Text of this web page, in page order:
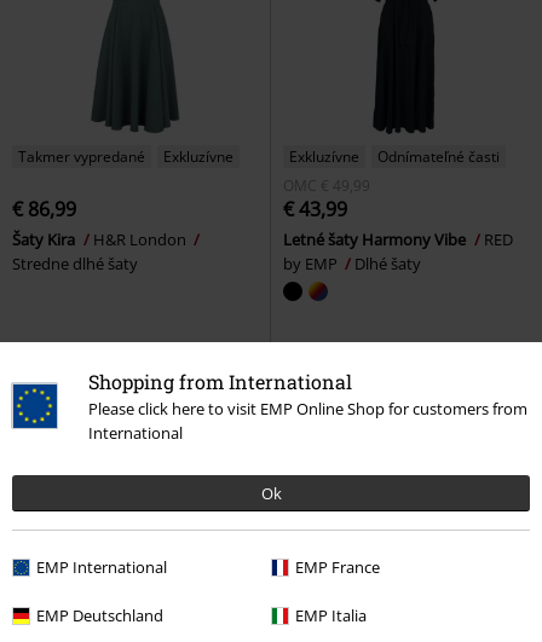
Shopping from International
Please click here to visit EMP Online Shop for customers from
International
Ok
EMP International EMP France
EMP Deutschland EMP Italia
Takmer vypredané Exkluzívne
€ 86,99
Šaty Kira
H&R London
Stredne dlhé šaty
Exkluzívne
Odnímateľné časti
OMC € 49,99
€ 43,99
Letné šaty Harmony Vibe
RED
by EMP
Dlhé šaty
% Plus Size %